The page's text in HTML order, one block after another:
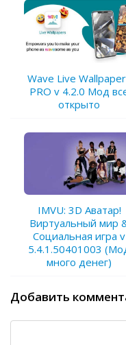
Wave Live
PRO v 4.2.0 Мод
открыто
IMVU: 3D Аватар!
Виртуальный мир
Социальная игра v
5.4.1.50401003
много денег)
Добавить